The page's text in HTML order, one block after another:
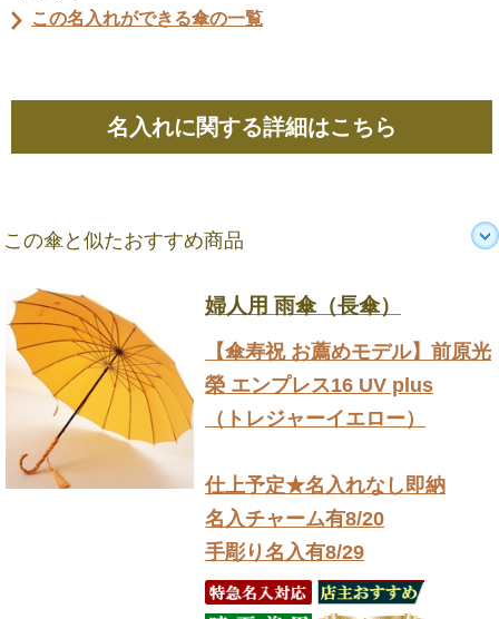
この名入れができる傘の一覧
名入れに関する詳細はこちら
この傘と似たおすすめ商品
婦人用 雨傘（長傘）
【傘寿祝 お薦めモデル】前原光
榮 エンプレス16 UV plus
（トレジャーイエロー）
仕上予定★名入れなし即納
名入チャーム有8/20
手彫り名入有8/29